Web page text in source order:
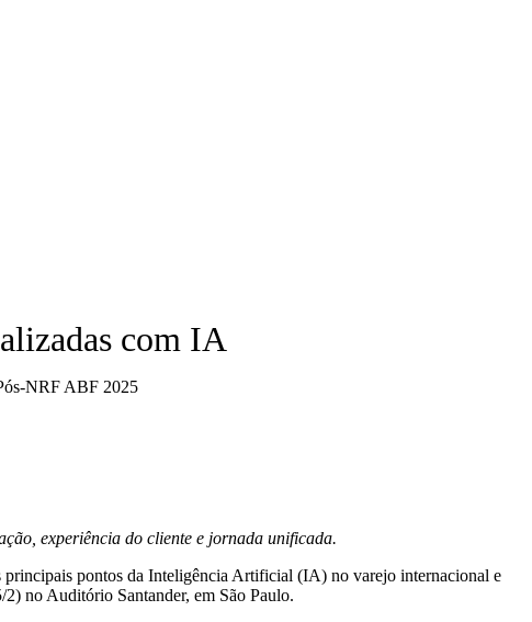
com IA
experiência do cliente e jornada unificada.
principais pontos da Inteligência Artificial (IA) no varejo internacional e
no Auditório Santander, em São Paulo.